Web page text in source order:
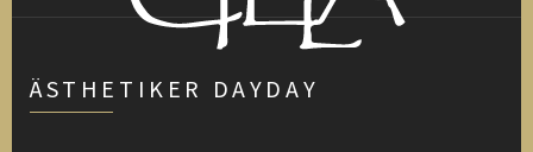
ÄSTHETIKER DAYDAY